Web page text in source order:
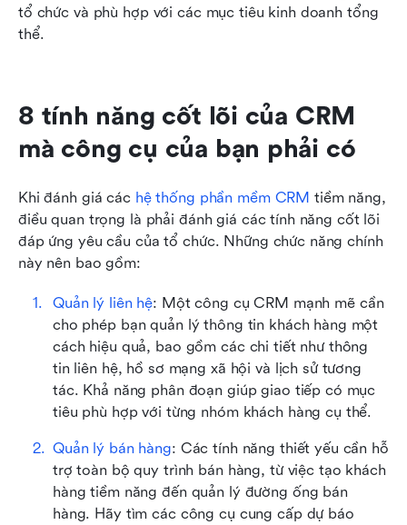
tổ chức và phù hợp với các mục tiêu kinh doanh tổng
thể.
8 tính năng cốt lõi của CRM
mà công cụ của bạn phải có
Khi đánh giá các hệ thống phần mềm CRM tiềm năng,
điều quan trọng là phải đánh giá các tính năng cốt lõi
đáp ứng yêu cầu của tổ chức. Những chức năng chính
này nên bao gồm:
Quản lý liên hệ: Một công cụ CRM mạnh mẽ cần
cho phép bạn quản lý thông tin khách hàng một
cách hiệu quả, bao gồm các chi tiết như thông
tin liên hệ, hồ sơ mạng xã hội và lịch sử tương
tác. Khả năng phân đoạn giúp giao tiếp có mục
tiêu phù hợp với từng nhóm khách hàng cụ thể.
Quản lý bán hàng: Các tính năng thiết yếu cần hỗ
trợ toàn bộ quy trình bán hàng, từ việc tạo khách
hàng tiềm năng đến quản lý đường ống bán
hàng. Hãy tìm các công cụ cung cấp dự báo